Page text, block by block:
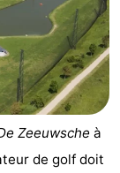
Zeeuwsche à
de golf doit